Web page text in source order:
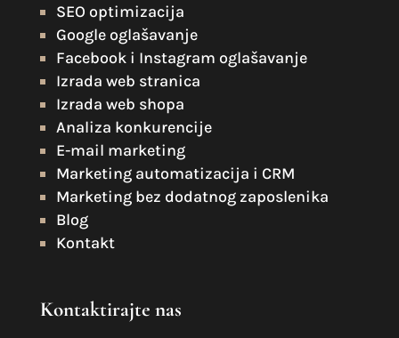
SEO optimizacija
Google oglašavanje
Facebook i Instagram oglašavanje
Izrada web stranica
Izrada web shopa
Analiza konkurencije
E-mail marketing
Marketing automatizacija i CRM
Marketing bez dodatnog zaposlenika
Blog
Kontakt
Kontaktirajte nas